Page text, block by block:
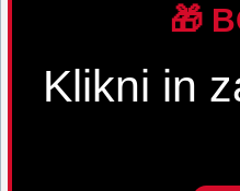
🎁
Klikni in